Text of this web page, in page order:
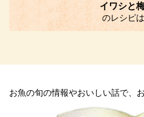
イワシと
のレシピ
お魚の旬の情報やおいしい話で、